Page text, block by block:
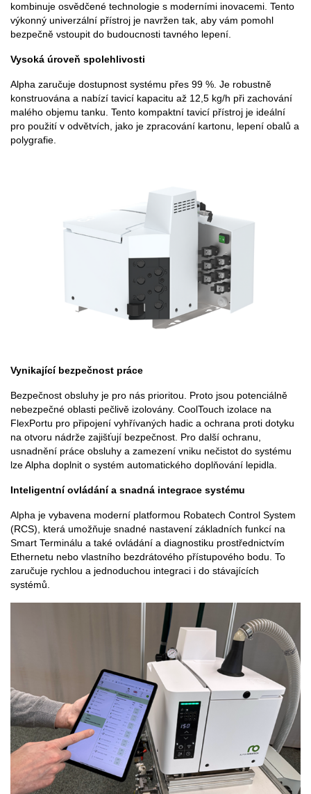
kombinuje osvědčené technologie s moderními inovacemi. Tento
výkonný univerzální přístroj je navržen tak, aby vám pomohl
bezpečně vstoupit do budoucnosti tavného lepení.​
Vysoká úroveň spolehlivosti
Alpha zaručuje dostupnost systému přes 99 %. Je robustně
konstruována a nabízí tavicí kapacitu až 12,5 kg/h při zachování
malého objemu tanku. Tento kompaktní tavicí přístroj je ideální
pro použití v odvětvích, jako je zpracování kartonu, lepení obalů a
polygrafie. ​
Vynikající bezpečnost práce
Bezpečnost obsluhy je pro nás prioritou. Proto jsou potenciálně
nebezpečné oblasti pečlivě izolovány. CoolTouch izolace na
FlexPortu pro připojení vyhřívaných hadic a ochrana proti dotyku
na otvoru nádrže zajišťují bezpečnost. Pro další ochranu,
usnadnění práce obsluhy a zamezení vniku nečistot do systému
lze Alpha doplnit o systém automatického doplňování lepidla.
Inteligentní ovládání a snadná integrace systému
Alpha je vybavena moderní platformou Robatech Control System
(RCS), která umožňuje snadné nastavení základních funkcí na
Smart Terminálu a také ovládání a diagnostiku prostřednictvím
Ethernetu nebo vlastního bezdrátového přístupového bodu. To
zaručuje rychlou a jednoduchou integraci i do stávajících
systémů.